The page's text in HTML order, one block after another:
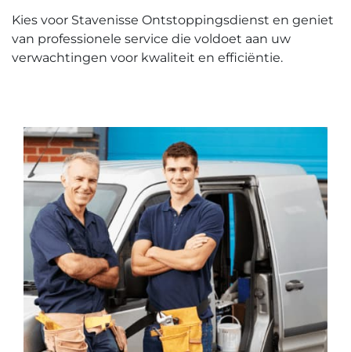
Kies voor Stavenisse Ontstoppingsdienst en geniet
van professionele service die voldoet aan uw
verwachtingen voor kwaliteit en efficiëntie.​